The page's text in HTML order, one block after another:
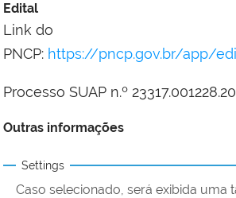
Edital
Link do
PNCP: https://pncp.gov.br/app/
Processo SUAP n.º
Outras informações
Settings
Caso selecionado, será exibida uma